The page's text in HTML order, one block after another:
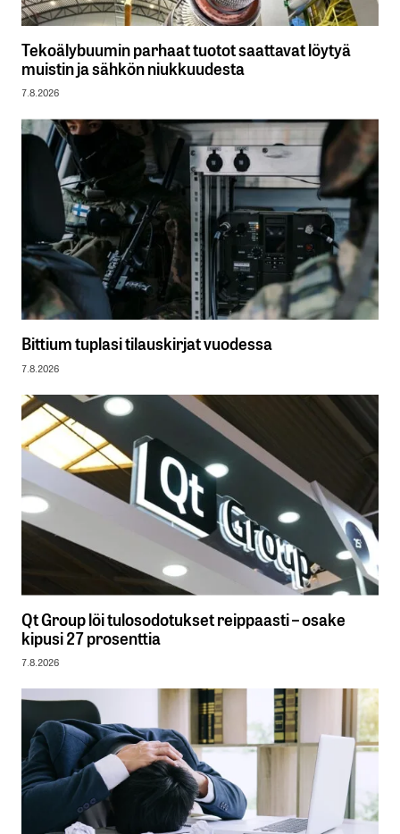
Tekoälybuumin parhaat tuotot saattavat löytyä
muistin ja sähkön niukkuudesta
7.8.2026
Bittium tuplasi tilauskirjat vuodessa
7.8.2026
Qt Group löi tulosodotukset reippaasti – osake
kipusi 27 prosenttia
7.8.2026